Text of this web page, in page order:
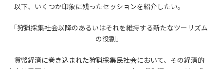
以下、いくつか印象に残ったセッションを紹介したい。
「狩猟採集社会以降のあるいはそれを維持する新たなツーリズム
の役割」
貨幣経済に巻き込まれた狩猟採集民社会において、その経済的